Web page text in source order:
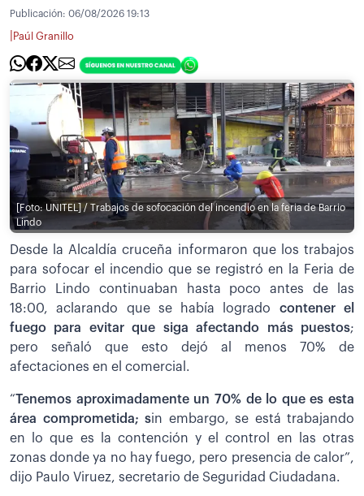
Publicación: 06/08/2026 19:13
Paúl Granillo
[Foto: UNITEL] / Trabajos de sofocación del incendio en la feria de Barrio
Lindo
Desde la Alcaldía cruceña informaron que los trabajos
para sofocar el incendio que se registró en la Feria de
Barrio Lindo continuaban hasta poco antes de las
18:00, aclarando que se había logrado contener el
fuego para evitar que siga afectando más puestos;
pero señaló que esto dejó al menos 70% de
afectaciones en el comercial.
“Tenemos aproximadamente un 70% de lo que es esta
área comprometida; sin embargo, se está trabajando
en lo que es la contención y el control en las otras
zonas donde ya no hay fuego, pero presencia de calor”,
dijo Paulo Viruez, secretario de Seguridad Ciudadana.